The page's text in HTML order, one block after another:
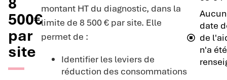
500€
par
site
montant HT du diagnostic, dans la
limite de 8 500 € par site. Elle
permet de :
Identifier les leviers de
réduction des consommations
date
de
n'a été